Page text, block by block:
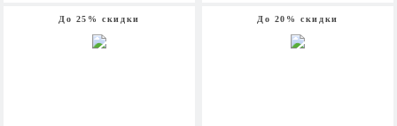
До 25% скидки До 20% скидки